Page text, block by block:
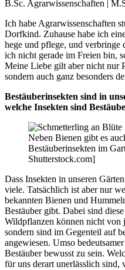
B.Sc. Agrarwissenschaften |
Ich habe Agrarwissenschaften
Dorfkind. Zuhause habe ich
hege und pflege, und verbringe
ich nicht gerade im Freien bin,
Meine Liebe gilt aber nicht nur
sondern auch ganz besonders
Bestäuberinsekten sind in
welche Insekten sind
Neben Bienen gibt es
Bestäuberinsekten im
Shutterstock.com]
Dass Insekten in unseren
viele. Tatsächlich ist aber nur
bekannten Bienen und
Bestäuber gibt. Dabei sind
Wildpflanzen können nicht von
sondern sind im Gegenteil auf
angewiesen. Umso
Bestäuber bewusst zu sein.
für uns derart unerlässlich sind,